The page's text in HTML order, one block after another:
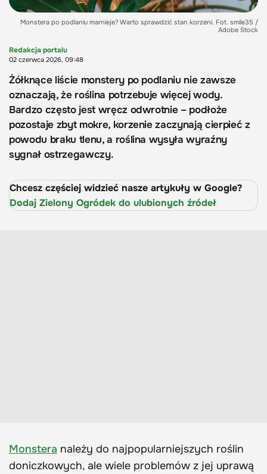
Monstera po podlaniu marnieje? Warto sprawdzić stan korzeni. Fot. smile35 /
Adobe Stock
Redakcja portalu
02 czerwca 2026, 09:48
Żółknące liście monstery po podlaniu nie zawsze
oznaczają, że roślina potrzebuje więcej wody.
Bardzo często jest wręcz odwrotnie – podłoże
pozostaje zbyt mokre, korzenie zaczynają cierpieć z
powodu braku tlenu, a roślina wysyła wyraźny
sygnał ostrzegawczy.
Chcesz częściej widzieć nasze artykuły w Google?
Dodaj Zielony Ogródek do ulubionych źródeł
Monstera należy do najpopularniejszych roślin
doniczkowych, ale wiele problemów z jej uprawą